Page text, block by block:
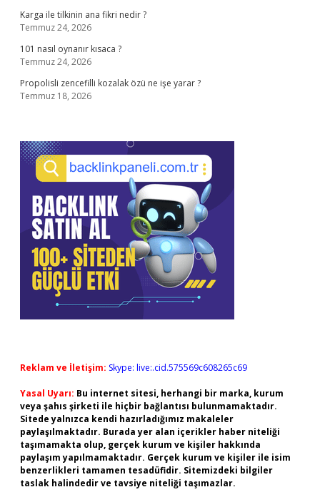
Karga ile tilkinin ana fikri nedir ?
Temmuz 24, 2026
101 nasıl oynanır kısaca ?
Temmuz 24, 2026
Propolisli zencefilli kozalak özü ne işe yarar ?
Temmuz 18, 2026
Reklam ve İletişim: Skype: live:.cid.575569c608265c69
Yasal Uyarı: Bu internet sitesi, herhangi bir marka, kurum
veya şahıs şirketi ile hiçbir bağlantısı bulunmamaktadır.
Sitede yalnızca kendi hazırladığımız makaleler
paylaşılmaktadır. Burada yer alan içerikler haber niteliği
taşımamakta olup, gerçek kurum ve kişiler hakkında
paylaşım yapılmamaktadır. Gerçek kurum ve kişiler ile isim
benzerlikleri tamamen tesadüfidir. Sitemizdeki bilgiler
taslak halindedir ve tavsiye niteliği taşımazlar.